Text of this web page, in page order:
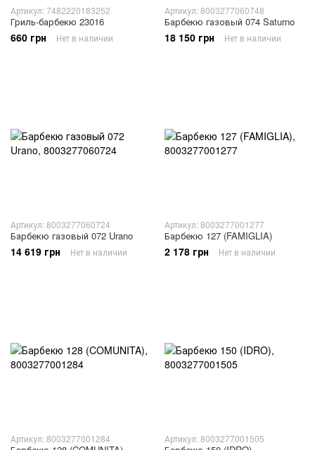
Артикул: 7482220183252
Гриль-барбекю 23016
660 грн Нет в наличии
Артикул: 8003277060748
Барбекю газовый 074 Saturno
18 150 грн Нет в наличии
Артикул: 8003277060724
Барбекю газовый 072 Urano
14 619 грн Нет в наличии
Артикул: 8003277001277
Барбекю 127 (FAMIGLIA)
2 178 грн Нет в наличии
Артикул: 8003277001284 Артикул: 8003277001505